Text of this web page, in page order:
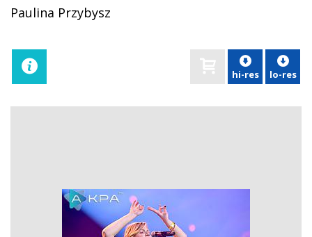
Paulina Przybysz
hi-res lo-res